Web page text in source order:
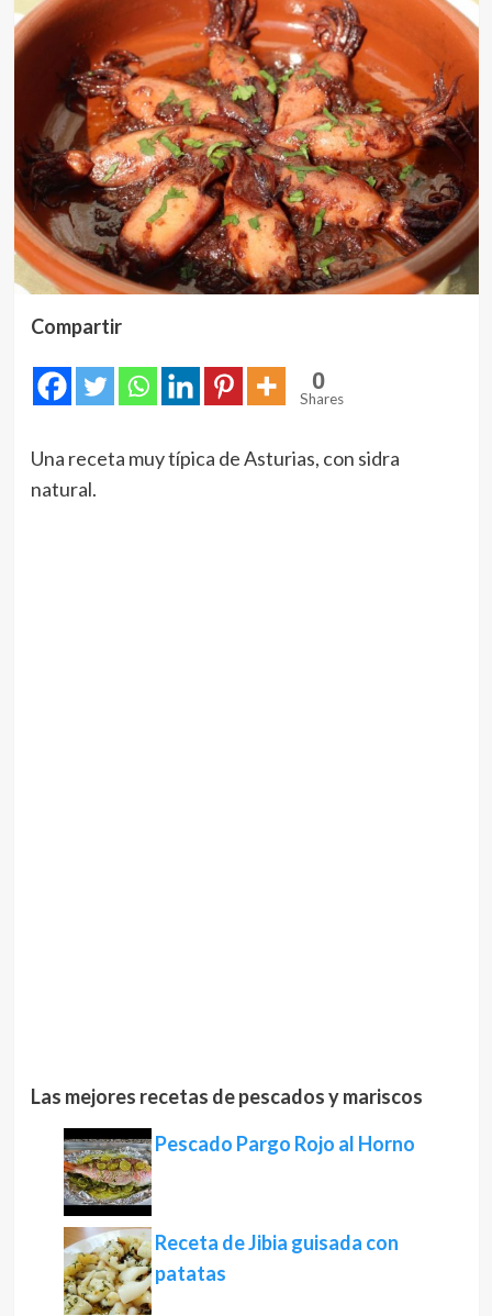
Compartir
0
Shares
Una receta muy típica de Asturias, con sidra
natural.
Las mejores recetas de pescados y mariscos
Pescado Pargo Rojo al Horno
Receta de Jibia guisada con
patatas